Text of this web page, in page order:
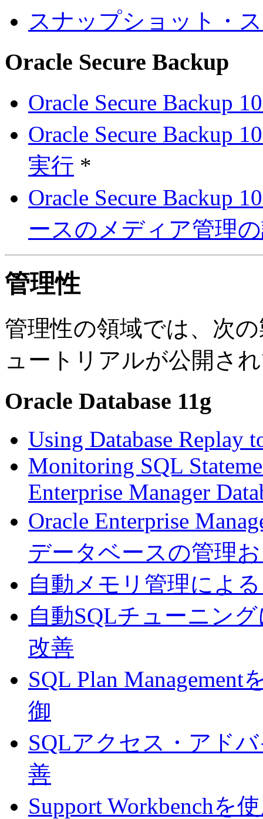
スナップショット・
Oracle Secure Backup
Oracle Secure Backup
Oracle Secure Backup
実行 *
Oracle Secure Backup
ースのメディア管理
管理性
管理性の領域では、次
ュートリアルが公開さ
Oracle Database 11g
Using Database Replay
Monitoring SQL
Enterprise Manager
Oracle Enterprise
データベースの管理
自動メモリ管理によ
自動SQLチューニン
改善
SQL Plan
御
SQLアクセス・アド
善
Support Workbenchを